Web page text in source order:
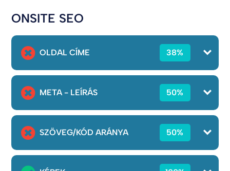
ONSITE SEO
OLDAL CÍME 38%
META - LEÍRÁS 50%
SZÖVEG/KÓD ARÁNYA 50%